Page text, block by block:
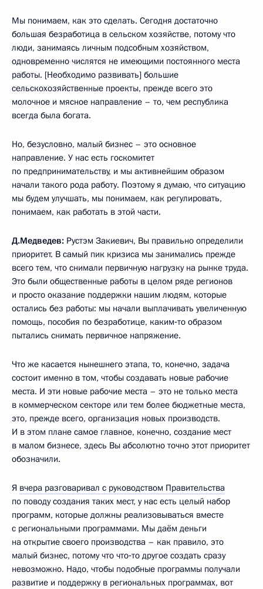
Мы понимаем, как это сделать. Сегодня достаточно
большая безработица в сельском хозяйстве, потому что
люди, занимаясь личным подсобным хозяйством,
одновременно числятся не имеющими постоянного места
работы. [Необходимо развивать] большие
сельскохозяйственные проекты, прежде всего это
молочное и мясное направление – то, чем республика
всегда была богата.
Но, безусловно, малый бизнес – это основное
направление. У нас есть госкомитет
по предпринимательству, и мы активнейшим образом
начали такого рода работу. Поэтому я думаю, что ситуацию
мы будем улучшать, мы понимаем, как регулировать,
понимаем, как работать в этой части.
Д.Медведев: Рустэм Закиевич, Вы правильно определили
приоритет. В самый пик кризиса мы занимались прежде
всего тем, что снимали первичную нагрузку на рынке труда.
Это были общественные работы в целом ряде регионов
и просто оказание поддержки нашим людям, которые
остались без работы: мы начали выплачивать увеличенную
помощь, пособия по безработице, каким‑то образом
пытались снимать первичное напряжение.
Что же касается нынешнего этапа, то, конечно, задача
состоит именно в том, чтобы создавать новые рабочие
места. И эти новые рабочие места – это не только места
в коммерческом секторе или тем более бюджетные места,
это, прежде всего, организация новых производств.
И в этом плане самое главное, конечно, создание мест
в малом бизнесе, здесь Вы абсолютно точно этот приоритет
обозначили.
Я вчера разговаривал с руководством Правительства
по поводу создания таких мест, у нас есть целый набор
программ, которые должны реализовываться вместе
с региональными программами. Мы даём деньги
на открытие своего производства – как правило, это
малый бизнес, потому что что‑то другое создать сразу
невозможно. Надо, чтобы подобные программы получали
развитие и поддержку в региональных программах, вот